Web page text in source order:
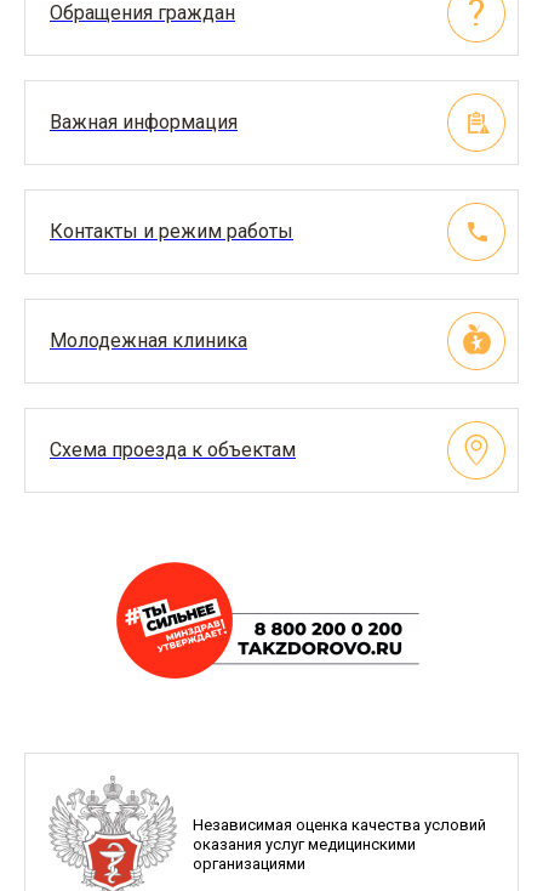
Обращения граждан
Важная информация
Контакты и режим работы
Молодежная клиника
Схема проезда к объектам
Независимая оценка качества условий
оказания услуг медицинскими
организациями